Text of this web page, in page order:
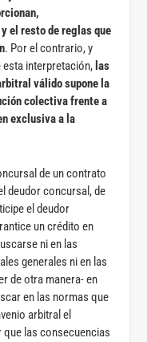
el resto de reglas que
. Por el contrario, y
esta interpretación, las
válido supone la
colectiva frente a
exclusiva a la
de un contrato
deudor concursal, de
el deudor
un crédito en
ni en las
generales ni en las
de otra manera- en
en las normas que
arbitral el
las consecuencias